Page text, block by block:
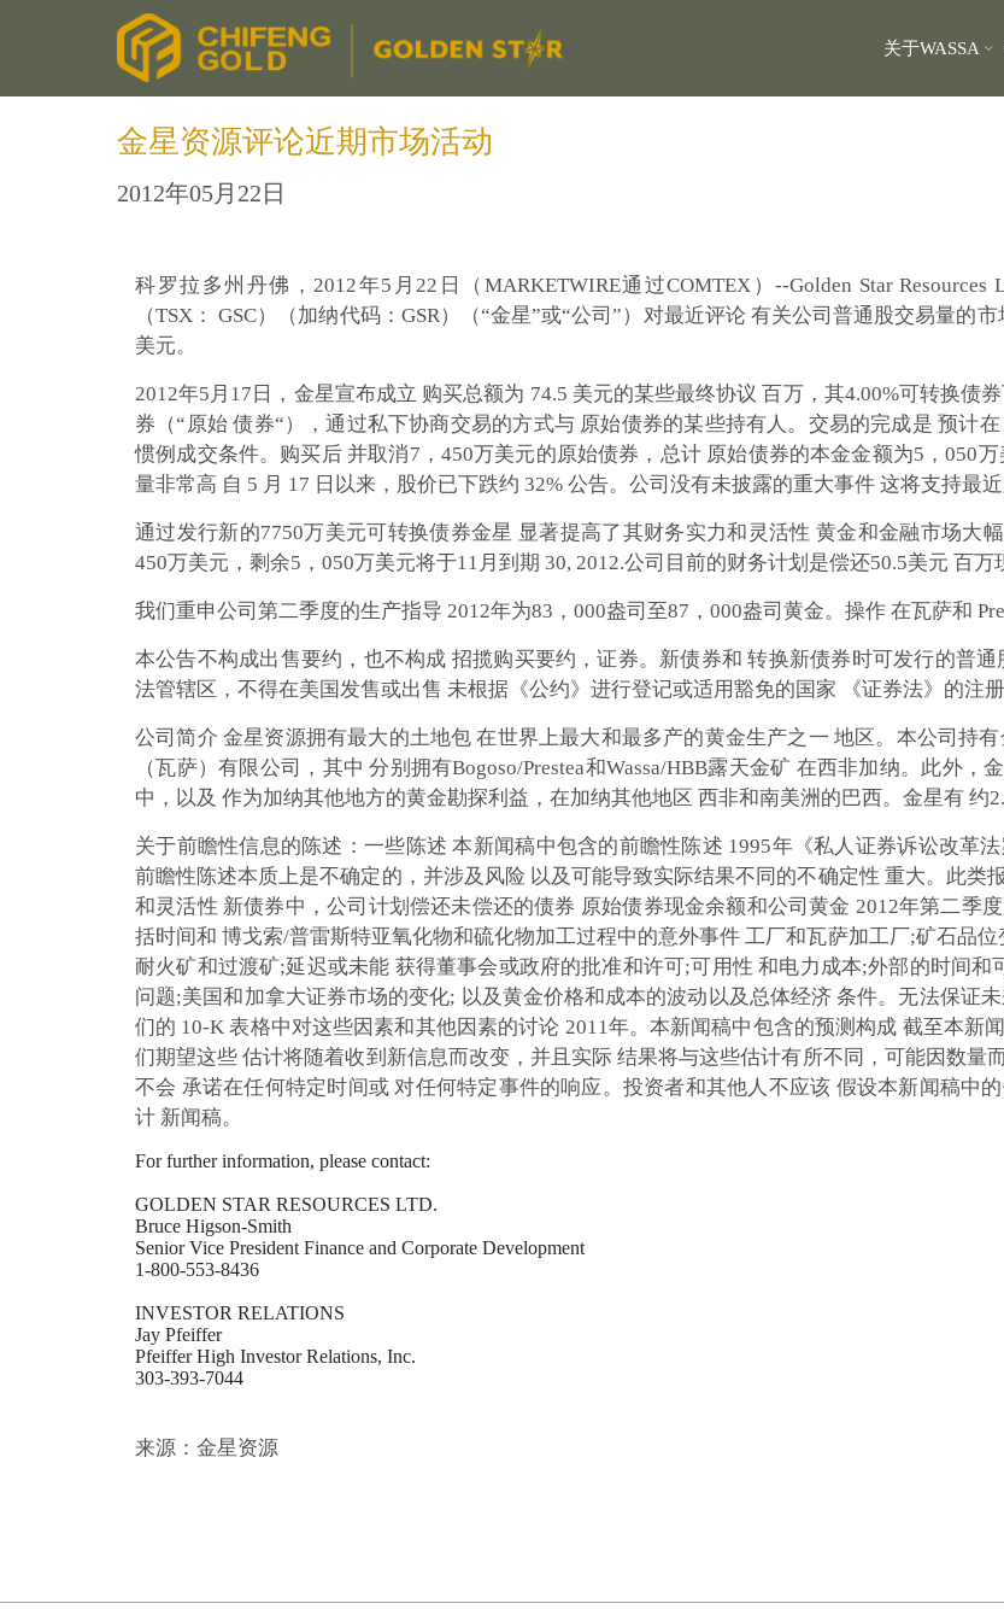
关于WASSA
金星资源评论近期市场活动
2012年05月22日
科罗拉多州丹佛，2012年5月22日（MARKETWIRE通过COMTEX）--Golden Star Resources
（TSX： GSC）（加纳代码：GSR）（“金星”或“公司”）对最近评论 有关公司普通股交易量的
美元。
2012年5月17日，金星宣布成立 购买总额为 74.5 美元的某些最终协议 百万，其4.00%可转换债
券（“原始 债券“），通过私下协商交易的方式与 原始债券的某些持有人。交易的完成是 预计
惯例成交条件。购买后 并取消7，450万美元的原始债券，总计 原始债券的本金金额为5，050
量非常高 自 5 月 17 日以来，股价已下跌约 32% 公告。公司没有未披露的重大事件 这将支持最近
通过发行新的7750万美元可转换债券金星 显著提高了其财务实力和灵活性 黄金和金融市场大
450万美元，剩余5，050万美元将于11月到期 30, 2012.公司目前的财务计划是偿还50.5美元 百万
我们重申公司第二季度的生产指导 2012年为83，000盎司至87，000盎司黄金。操作 在瓦萨和
本公告不构成出售要约，也不构成 招揽购买要约，证券。新债券和 转换新债券时可发行的普
法管辖区，不得在美国发售或出售 未根据《公约》进行登记或适用豁免的国家 《证券法》的注册
公司简介 金星资源拥有最大的土地包 在世界上最大和最多产的黄金生产之一 地区。本公司持
（瓦萨）有限公司，其中 分别拥有Bogoso/Prestea和Wassa/HBB露天金矿 在西非加纳。此外
中，以及 作为加纳其他地方的黄金勘探利益，在加纳其他地区 西非和南美洲的巴西。金星有 约
关于前瞻性信息的陈述：一些陈述 本新闻稿中包含的前瞻性陈述 1995年《私人证券诉讼改革
前瞻性陈述本质上是不确定的，并涉及风险 以及可能导致实际结果不同的不确定性 重大。此类
和灵活性 新债券中，公司计划偿还未偿还的债券 原始债券现金余额和公司黄金 2012年第二季
括时间和 博戈索/普雷斯特亚氧化物和硫化物加工过程中的意外事件 工厂和瓦萨加工厂;矿石品
耐火矿和过渡矿;延迟或未能 获得董事会或政府的批准和许可;可用性 和电力成本;外部的时间
问题;美国和加拿大证券市场的变化; 以及黄金价格和成本的波动以及总体经济 条件。无法保证
们的 10-K 表格中对这些因素和其他因素的讨论 2011年。本新闻稿中包含的预测构成 截至本新
们期望这些 估计将随着收到新信息而改变，并且实际 结果将与这些估计有所不同，可能因数量
不会 承诺在任何特定时间或 对任何特定事件的响应。投资者和其他人不应该 假设本新闻稿中
计 新闻稿。
For further information, please contact:
GOLDEN STAR RESOURCES LTD.
Bruce Higson-Smith
Senior Vice President Finance and Corporate Development
1-800-553-8436
INVESTOR RELATIONS
Jay Pfeiffer
Pfeiffer High Investor Relations, Inc.
303-393-7044
来源：金星资源